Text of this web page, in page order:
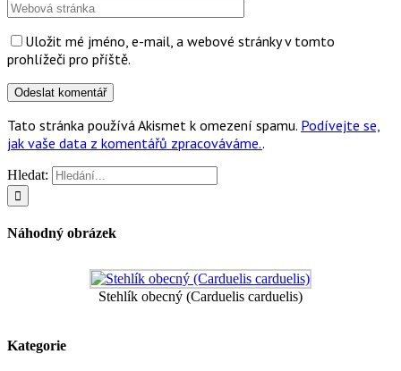
Uložit mé jméno, e-mail, a webové stránky v tomto
prohlížeči pro příště.
Tato stránka používá Akismet k omezení spamu. Podívejte se,
jak vaše data z komentářů zpracováváme..
Hledat:
Náhodný obrázek
Stehlík obecný (Carduelis carduelis)
Kategorie